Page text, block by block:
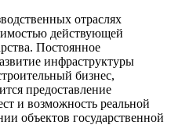
отра­слях
действую­щей
Постоянное
инфраструкту­ры
биз­нес,
предоставление
и возможность реаль­ной
объектов госу­дарственной